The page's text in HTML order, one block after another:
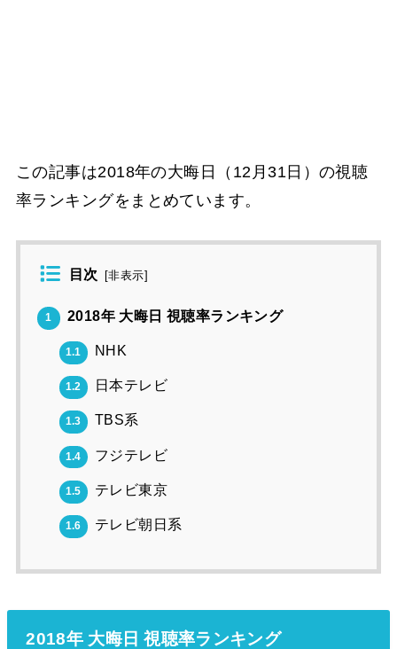
この記事は2018年の大晦日（12月31日）の視聴
率ランキングをまとめています。
目次 [非表示]
1 2018年 大晦日 視聴率ランキング
1.1 NHK
1.2 日本テレビ
1.3 TBS系
1.4 フジテレビ
1.5 テレビ東京
1.6 テレビ朝日系
2018年 大晦日 視聴率ランキング